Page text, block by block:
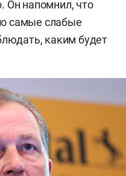
Он напомнил, что
самые слабые
каким будет